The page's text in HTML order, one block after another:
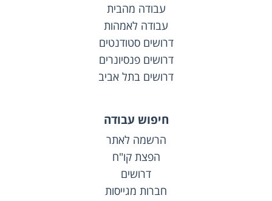
עבודה מהבית
עבודה לאמהות
דרושים סטודנטים
דרושים פנסיונרים
דרושים בתל אביב
חיפוש עבודה
הרשמה לאתר
הפצת קו"ח
דרושים
חברות מגייסות